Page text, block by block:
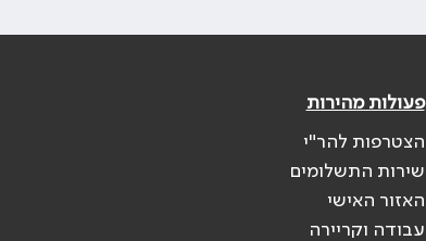
פעולות מהירות
הצטרפות להר"י
שירות התשלומים
האזור האישי
עבודה וקריירה